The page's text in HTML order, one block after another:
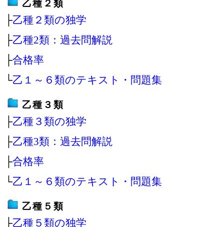
乙種２類
├乙種２類の独学
├乙種2類：過去問解説
├合格率
└乙１～６類のテキスト・問題集
乙種３類
├乙種３類の独学
├乙種3類：過去問解説
├合格率
└乙１～６類のテキスト・問題集
乙種５類
├乙種５類の独学